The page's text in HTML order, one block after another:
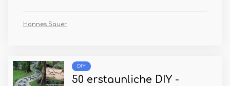
Hannes Sauer
DIY
50 erstaunliche DIY -